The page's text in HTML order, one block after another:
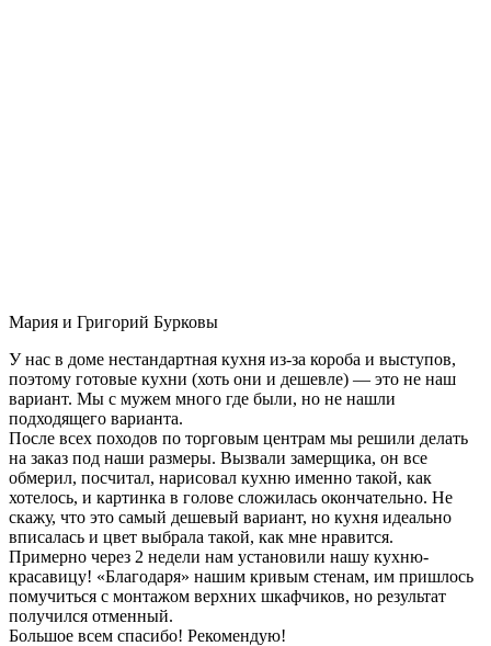
Мария и Григорий Бурковы
У нас в доме нестандартная кухня из-за короба и выступов,
поэтому готовые кухни (хоть они и дешевле) — это не наш
вариант. Мы с мужем много где были, но не нашли
подходящего варианта.
После всех походов по торговым центрам мы решили делать
на заказ под наши размеры. Вызвали замерщика, он все
обмерил, посчитал, нарисовал кухню именно такой, как
хотелось, и картинка в голове сложилась окончательно. Не
скажу, что это самый дешевый вариант, но кухня идеально
вписалась и цвет выбрала такой, как мне нравится.
Примерно через 2 недели нам установили нашу кухню-
красавицу! «Благодаря» нашим кривым стенам, им пришлось
помучиться с монтажом верхних шкафчиков, но результат
получился отменный.
Большое всем спасибо! Рекомендую!